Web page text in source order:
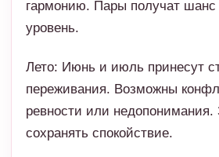
ревности или недопонимания.
сохранять спокойствие.
Осень: Сентябрь и октябрь
стабильности. Многие Весы
серьёзные шаги: брак,
долгосрочные планы.